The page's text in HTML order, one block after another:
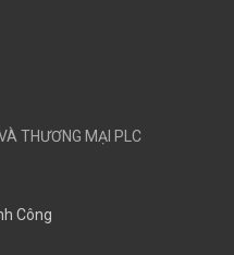
THƯƠNG MẠI PLC
Công